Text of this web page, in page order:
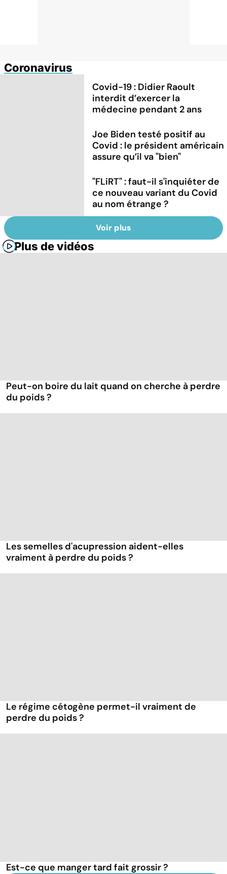
Coronavirus
Covid-19 : Didier Raoult
interdit d’exercer la
médecine pendant 2 ans
Joe Biden testé positif au
Covid : le président américain
assure qu’il va "bien"
"FLiRT" : faut-il s'inquiéter de
ce nouveau variant du Covid
au nom étrange ?
Voir plus
Plus de vidéos
Peut-on boire du lait quand on cherche à perdre
du poids ?
Les semelles d'acupression aident-elles
vraiment à perdre du poids ?
Le régime cétogène permet-il vraiment de
perdre du poids ?
Est-ce que manger tard fait grossir ?